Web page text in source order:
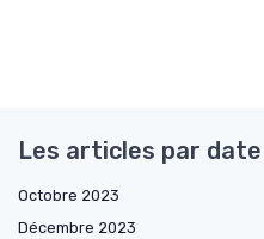
Les articles par date
Octobre 2023
Décembre 2023